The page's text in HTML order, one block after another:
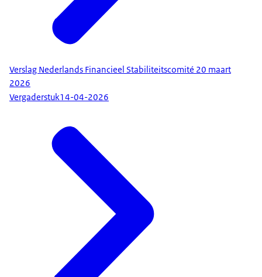
Verslag Nederlands Financieel Stabiliteitscomité 20 maart
2026
Vergaderstuk14-04-2026